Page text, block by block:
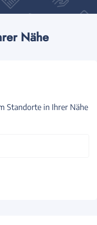
Nähe
Standorte in Ihrer Nähe